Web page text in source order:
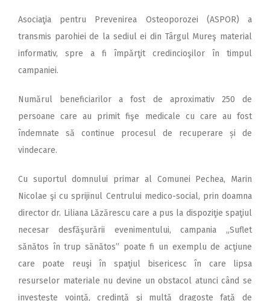
Asociaţia pentru Prevenirea Osteoporozei (ASPOR) a
transmis parohiei de la sediul ei din Târgul Mureş material
informativ, spre a fi împărţit credincioşilor în timpul
campaniei.
Numărul beneficiarilor a fost de aproximativ 250 de
persoane care au primit fişe medicale cu care au fost
îndemnate să continue procesul de recuperare și de
vindecare.
Cu suportul domnului primar al Comunei Pechea, Marin
Nicolae şi cu sprijinul Centrului medico-social, prin doamna
director dr. Liliana Lăzărescu care a pus la dispoziţie spaţiul
necesar desfăşurării evenimentului, campania „Suflet
sănătos în trup sănătos” poate fi un exemplu de acţiune
care poate reuşi în spaţiul bisericesc în care lipsa
resurselor materiale nu devine un obstacol atunci când se
investeşte voinţă, credinţă şi multă dragoste faţă de